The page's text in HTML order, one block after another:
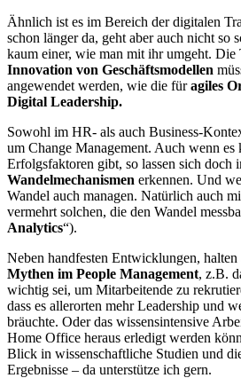
Ähnlich ist es im Bereich der digitalen
schon länger da, geht aber auch nicht so
kaum einer, wie man mit ihr umgeht.
Innovation von Geschäftsmodellen
angewendet werden, wie die füragiles
Digital Leadership.
Sowohl im HR- als auch Business-
um Change Management. Auch wenn es
Erfolgsfaktoren gibt, so lassen sich doch
Wandelmechanismen erkennen. Und
Wandel auch managen. Natürlich auch
vermehrt solchen, die den Wandel
Analytics“).
Neben handfesten Entwicklungen,
Mythen im People Management, z.B.
wichtig sei, um Mitarbeitende zu
dass es allerorten mehr Leadership und
bräuchte. Oder das wissensintensive
Home Office heraus erledigt werden
Blick in wissenschaftliche Studien und
Ergebnisse – da unterstütze ich gern.